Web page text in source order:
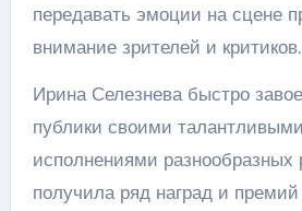
передавать эмоции на сцене
внимание зрителей и критиков.
Ирина Селезнева быстро
публики своими
исполнениями разнообразных
получила ряд наград и